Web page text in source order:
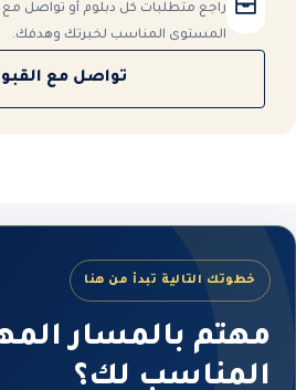
راجع متطلبات كل دبلوم أو تواصل مع
المستوى المناسب لخبرتك وهدفك.
تواصل مع
خطوتك التالية تبدأ من هنا
مهتم بالمسار
المناسب لك؟